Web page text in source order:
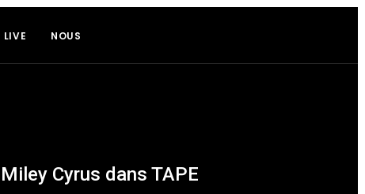
LIVE NOUS
Miley Cyrus dans TAPE